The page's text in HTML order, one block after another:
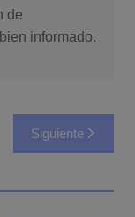
de
informado.
Siguiente